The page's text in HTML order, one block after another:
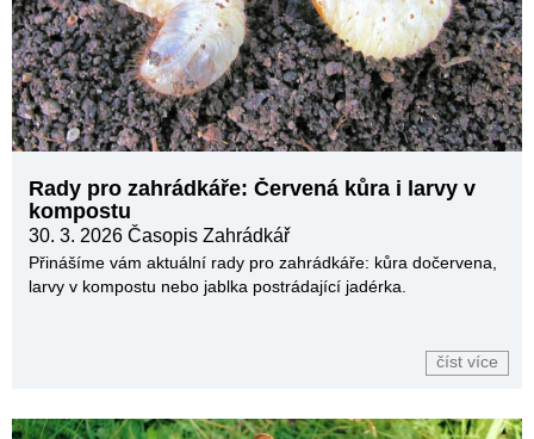
Rady pro zahrádkáře: Červená kůra i larvy v
kompostu
30. 3. 2026 Časopis Zahrádkář
Přinášíme vám aktuální rady pro zahrádkáře: kůra dočervena,
larvy v kompostu nebo jablka postrádající jadérka.
číst více